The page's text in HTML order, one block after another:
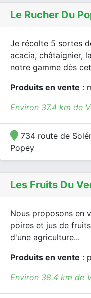
Le Rucher Du
Je récolte 5 sortes
acacia, châtaignier,
notre gamme dès
Produits en vente :
Environ 37.4 km de
734 route de
Popey
Les Fruits Du
Nous proposons en
poires et jus de
d'une agriculture...
Produits en vente :
Environ 38.4 km de